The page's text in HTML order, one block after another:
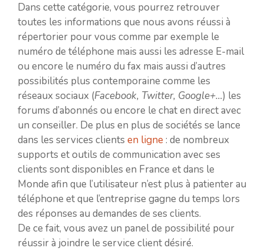
Dans cette catégorie, vous pourrez retrouver
toutes les informations que nous avons réussi à
répertorier pour vous comme par exemple le
numéro de téléphone mais aussi les adresse E-mail
ou encore le numéro du fax mais aussi d’autres
possibilités plus contemporaine comme les
réseaux sociaux (Facebook, Twitter, Google+…) les
forums d’abonnés ou encore le chat en direct avec
un conseiller. De plus en plus de sociétés se lance
dans les services clients en ligne : de nombreux
supports et outils de communication avec ses
clients sont disponibles en France et dans le
Monde afin que l’utilisateur n’est plus à patienter au
téléphone et que l’entreprise gagne du temps lors
des réponses au demandes de ses clients.
De ce fait, vous avez un panel de possibilité pour
réussir à joindre le service client désiré.